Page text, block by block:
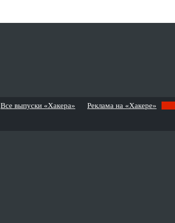
Все выпуски «Хакера» Реклама на «Хакере»